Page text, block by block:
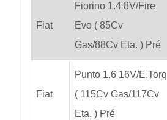
Fiat
Fiorino 1.4 8V/Fire
Evo ( 85Cv
Gas/88Cv Eta. ) Pré
Fiat
Punto 1.6 16V/E.Torq
( 115Cv Gas/117Cv
Eta. ) Pré